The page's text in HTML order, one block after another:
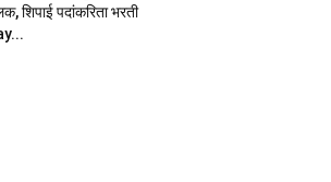
शिपाई पदांकरिता भरती